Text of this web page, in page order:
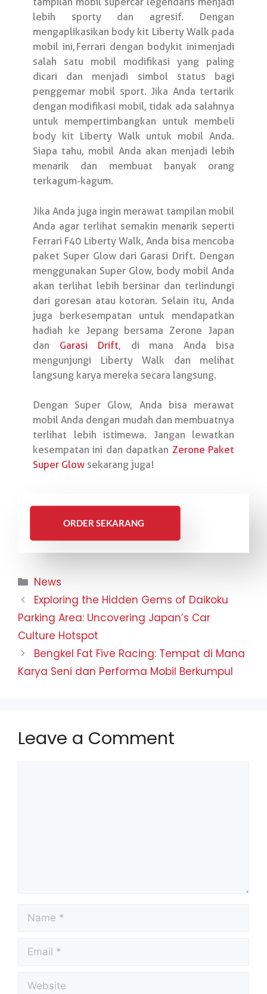
lebih sporty dan agresif. Dengan
mengaplikasikan body kit Liberty Walk pada
mobil ini, Ferrari dengan bodykit ini menjadi
salah satu mobil modifikasi yang paling
dicari dan menjadi simbol status bagi
penggemar mobil sport. Jika Anda tertarik
dengan modifikasi mobil, tidak ada salahnya
untuk mempertimbangkan untuk membeli
body kit Liberty Walk untuk mobil Anda.
Siapa tahu, mobil Anda akan menjadi lebih
menarik dan membuat banyak orang
terkagum-kagum.
Jika Anda juga ingin merawat tampilan mobil
Anda agar terlihat semakin menarik seperti
Ferrari F40 Liberty Walk, Anda bisa mencoba
paket Super Glow dari Garasi Drift. Dengan
menggunakan Super Glow, body mobil Anda
akan terlihat lebih bersinar dan terlindungi
dari goresan atau kotoran. Selain itu, Anda
juga berkesempatan untuk mendapatkan
hadiah ke Jepang bersama Zerone Japan
dan Garasi Drift, di mana Anda bisa
mengunjungi Liberty Walk dan melihat
langsung karya mereka secara langsung.
Dengan Super Glow, Anda bisa merawat
mobil Anda dengan mudah dan membuatnya
terlihat lebih istimewa. Jangan lewatkan
kesempatan ini dan dapatkan Zerone Paket
Super Glow sekarang juga!
ORDER SEKARANG
News
Exploring the Hidden Gems of Daikoku
Parking Area: Uncovering Japan’s Car
Culture Hotspot
Bengkel Fat Five Racing: Tempat di Mana
Karya Seni dan Performa Mobil Berkumpul
Leave a Comment